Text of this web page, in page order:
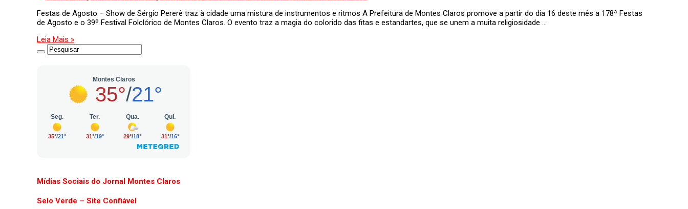
Festas de Agosto – Show de Sérgio Pererê traz à cidade uma mistura de instrumentos e ritmos A Prefeitura de Montes Claros promove a partir do dia 16 deste mês a 178ª Festas
de Agosto e o 39º Festival Folclórico de Montes Claros. O evento traz a magia do colorido das fitas e estandartes, que se unem a muita religiosidade …
Leia Mais »
Mídias Sociais do Jornal Montes Claros
Selo Verde – Site Confiável